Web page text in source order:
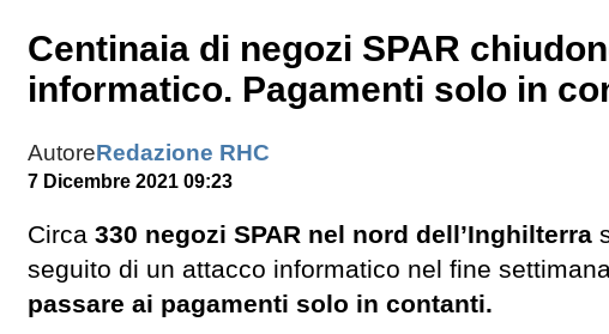
Centinaia di negozi SPAR
informatico. Pagamenti solo in
AutoreRedazione RHC
7 Dicembre 2021 09:23
Circa 330 negozi SPAR nel nord dell’Inghilterra
seguito di un attacco informatico nel fine
passare ai pagamenti solo in contanti.